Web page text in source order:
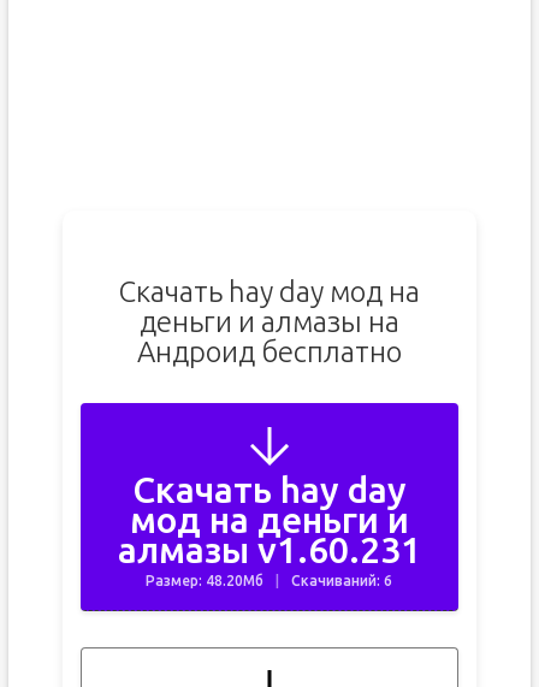
Скачать hay day мод на
деньги и алмазы на
Андроид бесплатно
Скачать hay day
мод на деньги и
алмазы v1.60.231
Размер: 48.20Мб Скачиваний: 6